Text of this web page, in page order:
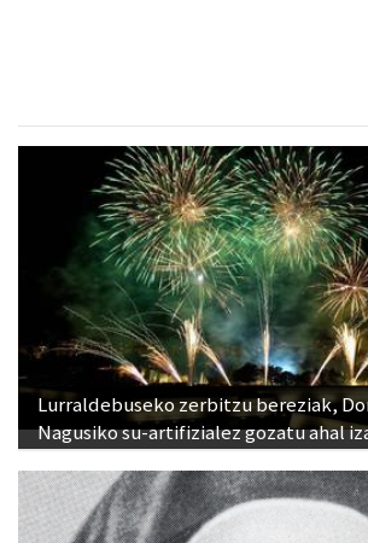
Lurraldebuseko zerbitzu bereziak,
Nagusiko su-artifizialez gozatu ahal